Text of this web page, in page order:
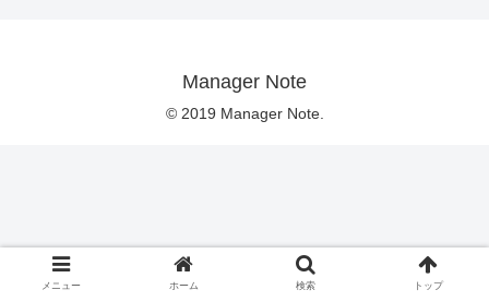
Manager Note
© 2019 Manager Note.
メニュー ホーム 検索 トップ